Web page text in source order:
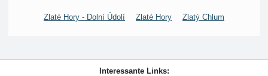
Zlaté Hory - Dolní Údolí Zlaté Hory Zlatý Chlum
Interessante Links: